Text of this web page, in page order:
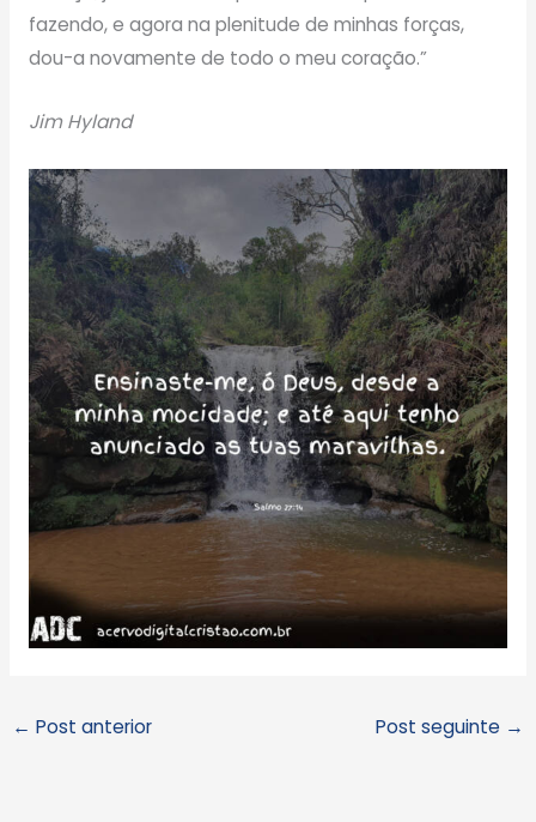
fazendo, e agora na plenitude de minhas forças,
dou-a novamente de todo o meu coração.”
Jim Hyland
← Post anterior Post seguinte →